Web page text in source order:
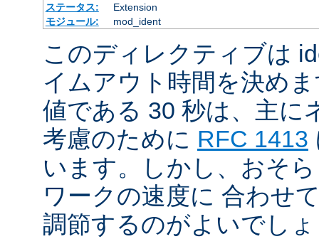
ステータス:
Extension
モジュール:
mod_ident
このディレクティブは
イムアウト時間を決め
値である 30 秒は、主に
考慮のために RFC 1413
います。しかし、おそ
ワークの速度に 合わせ
調節するのがよいでし